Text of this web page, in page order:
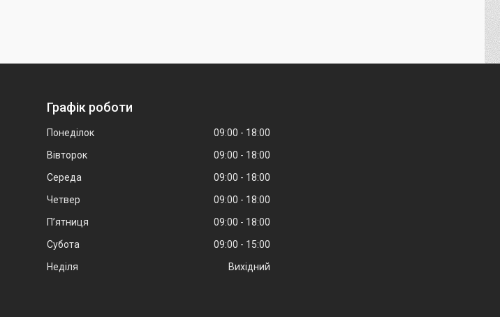
Графік роботи
Понеділок 09:00
18:00
Вівторок
09:00
18:00
Середа
09:00
18:00
Четвер
09:00
18:00
Пʼятниця
09:00
18:00
Субота
09:00
15:00
Неділя
Вихідний